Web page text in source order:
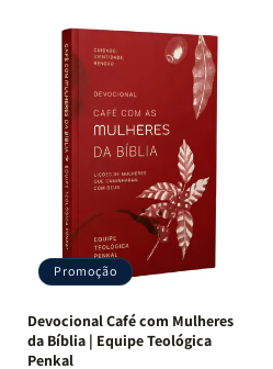
Promoção
Devocional Café com Mulheres
da Bíblia | Equipe Teológica
Penkal